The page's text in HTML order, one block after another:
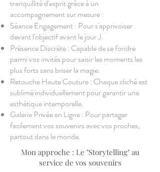
tranquillité d'esprit grâce à un
accompagnement sur mesure :
Séance Engagement : Pour s'apprivoiser
devant l'objectif avant le jour J.
Présence Discrète : Capable de se fondre
parmi vos invités pour saisir les moments les
plus forts sans briser la magie.
Retouche Haute Couture : Chaque cliché est
sublimé individuellement pour garantir une
esthétique intemporelle.
Galerie Privée en Ligne : Pour partager
facilement vos souvenirs avec vos proches,
partout dans le monde.
Mon approche : Le "Storytelling" au
service de vos souvenirs